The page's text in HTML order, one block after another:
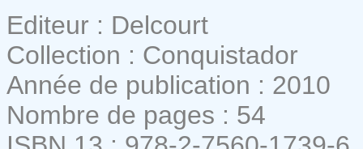
Editeur : Delcourt
Collection : Conquistador
Année de publication : 2010
Nombre de pages : 54